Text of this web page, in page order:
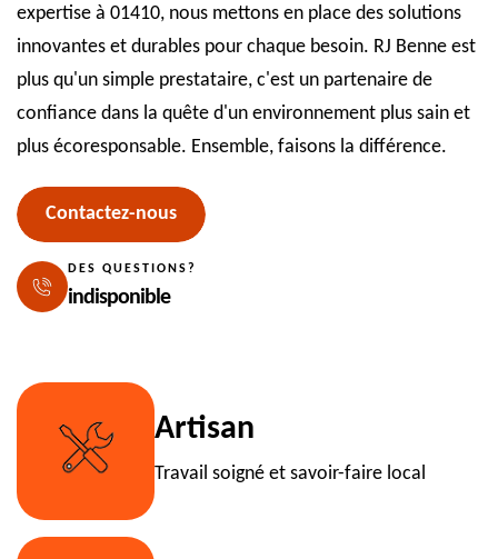
expertise à 01410, nous mettons en place des solutions
innovantes et durables pour chaque besoin. RJ Benne est
plus qu'un simple prestataire, c'est un partenaire de
confiance dans la quête d'un environnement plus sain et
plus écoresponsable. Ensemble, faisons la différence.
Contactez-nous
DES QUESTIONS?
indisponible
Artisan
Travail soigné et savoir-faire local